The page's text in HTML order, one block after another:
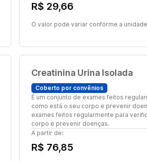
R$ 29,66
O valor pode variar conforme a unidade
Creatinina Urina Isolada
Coberto por convênios
É um conjunto de exames feitos
como está o seu corpo e prevenir
exames feitos regularmente para
corpo e prevenir doenças.
A partir de:
R$ 76,85